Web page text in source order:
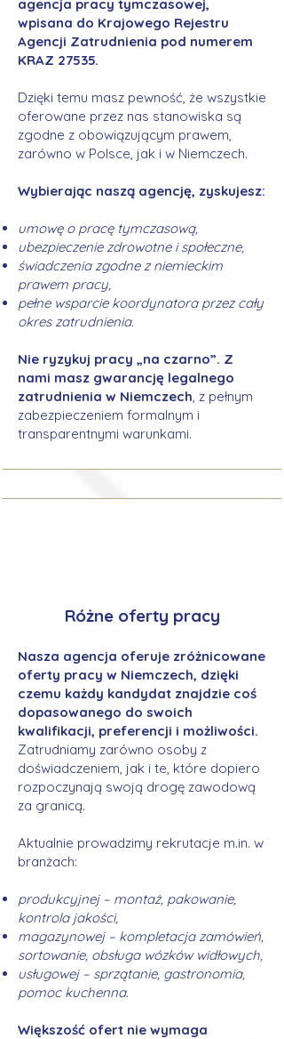
agencja pracy tymczasowej,
wpisana do Krajowego Rejestru
Agencji Zatrudnienia pod numerem
KRAZ 27535.
Dzięki temu masz pewność, że wszystkie
oferowane przez nas stanowiska są
zgodne z obowiązującym prawem,
zarówno w Polsce, jak i w Niemczech.
Wybierając naszą agencję, zyskujesz:
umowę o pracę tymczasową,
ubezpieczenie zdrowotne i społeczne,
świadczenia zgodne z niemieckim
prawem pracy,
pełne wsparcie koordynatora przez cały
okres zatrudnienia.
Nie ryzykuj pracy „na czarno”. Z
nami masz gwarancję legalnego
zatrudnienia w Niemczech, z pełnym
zabezpieczeniem formalnym i
transparentnymi warunkami.
Różne oferty pracy
Nasza agencja oferuje zróżnicowane
oferty pracy w Niemczech, dzięki
czemu każdy kandydat znajdzie coś
dopasowanego do swoich
kwalifikacji, preferencji i możliwości.
Zatrudniamy zarówno osoby z
doświadczeniem, jak i te, które dopiero
rozpoczynają swoją drogę zawodową
za granicą.
Aktualnie prowadzimy rekrutacje m.in. w
branżach:
produkcyjnej – montaż, pakowanie,
kontrola jakości,
magazynowej – kompletacja zamówień,
sortowanie, obsługa wózków widłowych,
usługowej – sprzątanie, gastronomia,
pomoc kuchenna.
Większość ofert nie wymaga